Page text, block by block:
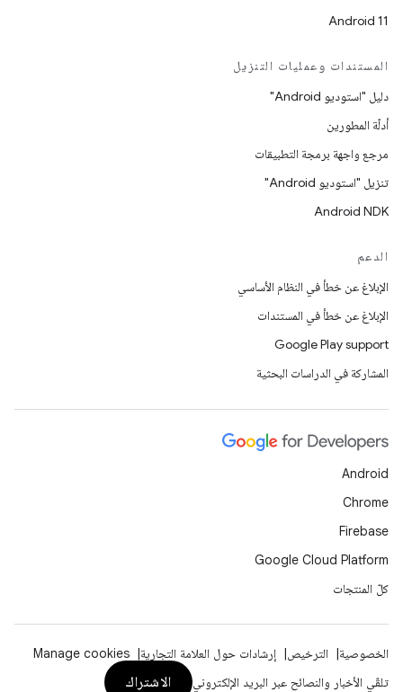
Android 11
المستندات وعمليات التنزيل
دليل "استوديو Android"
أدلّة المطورين
مرجع واجهة برمجة التطبيقات
تنزيل "استوديو Android"
Android NDK
الدعم
الإبلاغ عن خطأ في النظام الأساسي
الإبلاغ عن خطأ في المستندات
Google Play support
المشاركة في الدراسات البحثية
Android
Chrome
Firebase
Google Cloud Platform
كلّ المنتجات
الخصوصية الترخيص إرشادات حول العلامة التجارية
Manage cookies
تلقّي الأخبار والنصائح عبر البريد الإلكتروني
الاشتراك